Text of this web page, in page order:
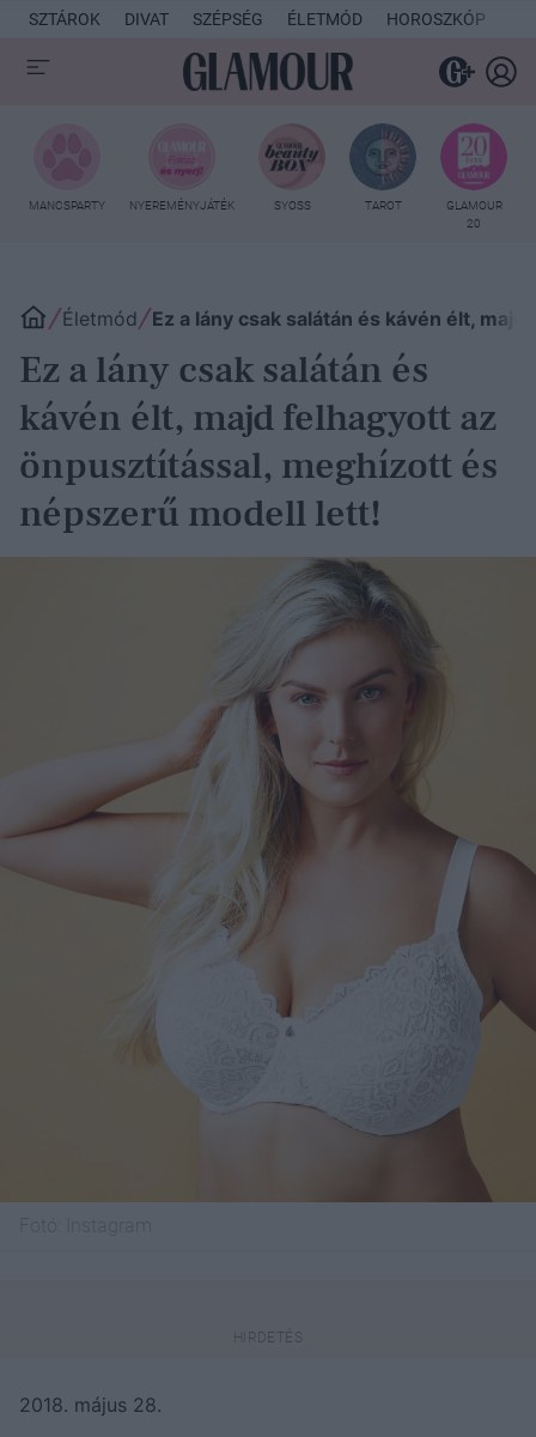
SZTÁROK DIVAT SZÉPSÉG ÉLETMÓD HOROSZKÓP
MANCSPARTY NYEREMÉNYJÁTÉK SYOSS TAROT
GLAMOUR
20
Életmód Ez a lány csak salátán és kávén élt,
Ez a lány csak salátán és
kávén élt, majd felhagyott az
önpusztítással, meghízott és
népszerű modell lett!
2018. május 28.